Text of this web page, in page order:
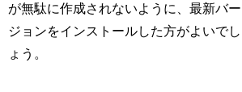
が無駄に作成されないように、最新バー
ジョンをインストールした方がよいでし
ょう。